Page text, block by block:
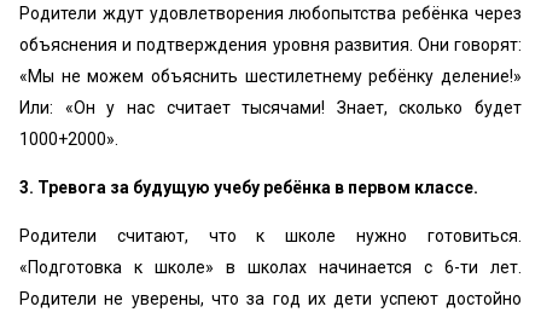
Родители ждут удовлетворения любопытства ребёнка через
объяснения и подтверждения уровня развития. Они говорят:
«‎Мы не можем объяснить шестилетнему ребёнку деление!»
Или: «‎Он у нас считает тысячами! Знает, сколько будет
1000+2000».
3. Тревога за будущую учебу ребёнка в первом классе.
Родители считают, что к школе нужно готовиться.
«‎Подготовка к школе» в школах начинается с 6-ти лет.
Родители не уверены, что за год их дети успеют достойно